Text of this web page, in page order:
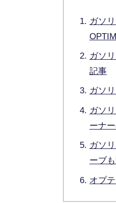
ガソ
ガソ
記事
ガソ
ガソ
ーナ
ガソ
ーブ
オプ